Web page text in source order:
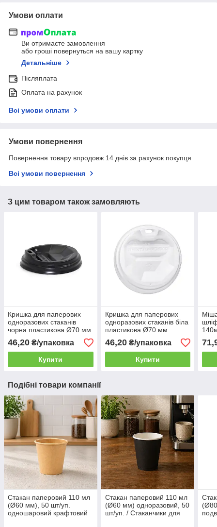
Умови оплати
Ви отримаєте замовлення
або гроші повернуться на вашу картку
Детальніше
Післяплата
Оплата на рахунок
Всі умови оплати
Умови повернення
Повернення товару впродовж 14 днів за рахунок покупця
Всі умови повернення
З цим товаром також замовляють
Кришка для паперових
одноразових стаканів
чорна пластикова Ø70 мм
(1ящ/60уп/3000шт)
46,20 ₴/упаковка
Купити
Кришка для паперових
одноразових стаканів біла
пластикова Ø70 мм
(1ящ/60уп/3000шт)
46,20₴/упаковка
Купити
Подібні товари компанії
Стакан паперовий 110 мл
(Ø60 мм), 50 шт/уп.
одношаровий крафтовий
Стакан паперовий 110 мл
(Ø60 мм) одноразовий, 50
шт/уп. / Стаканчики для